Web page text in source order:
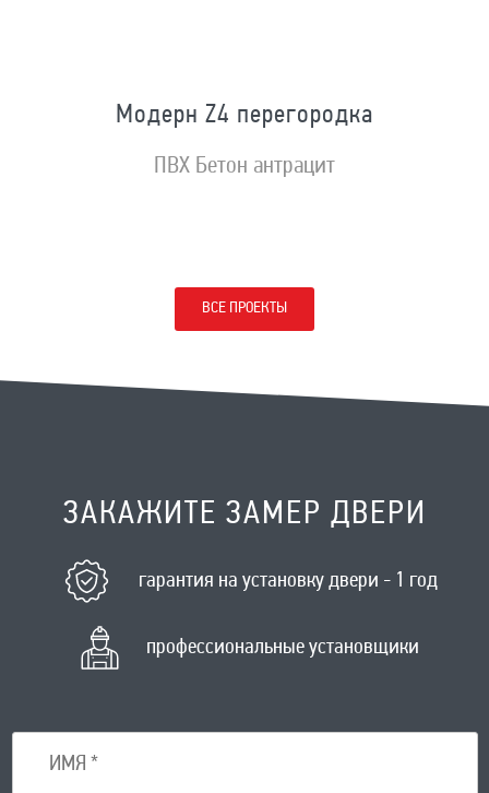
Модерн Z4 перегородка
ПВХ Бетон антрацит
ВСЕ ПРОЕКТЫ
ЗАКАЖИТЕ ЗАМЕР ДВЕРИ
гарантия на установку двери - 1 год
профессиональные установщики